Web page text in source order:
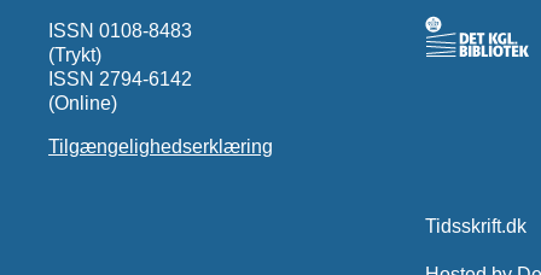
ISSN 0108-8483
(Trykt)
ISSN 2794-6142
(Online)
Tilgængelighedserklæring